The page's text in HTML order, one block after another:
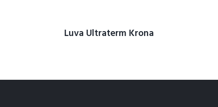
Luva Ultraterm Krona